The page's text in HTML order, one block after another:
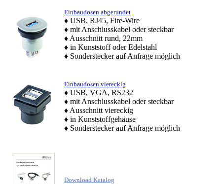
Einbaudosen abgerundet
♦ USB, RJ45, Fire-Wire
♦ mit Anschlusskabel oder steckbar
♦ Ausschnitt rund, 22mm
♦ in Kunststoff oder Edelstahl
♦ Sonderstecker auf Anfrage möglich
Einbaudosen viereckig
♦ USB, VGA, RS232
♦ mit Anschlusskabel oder steckbar
♦ Ausschnitt viereckig
♦ in Kunststoffgehäuse
♦ Sonderstecker auf Anfrage möglich
Download Katalog